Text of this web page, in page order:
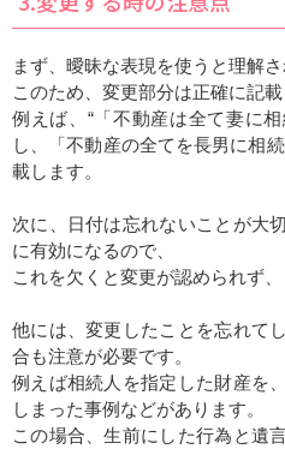
まず、曖昧な表現を使うと理解
このため、変更部分は正確に記載
例えば、“「不動産は全て妻に
し、「不動産の全てを長男に相
載します。
次に、日付は忘れないことが大
に有効になるので、
これを欠くと変更が認められず
他には、変更したことを忘れて
合も注意が必要です。
例えば相続人を指定した財産を
しまった事例などがあります。
この場合、生前にした行為と遺